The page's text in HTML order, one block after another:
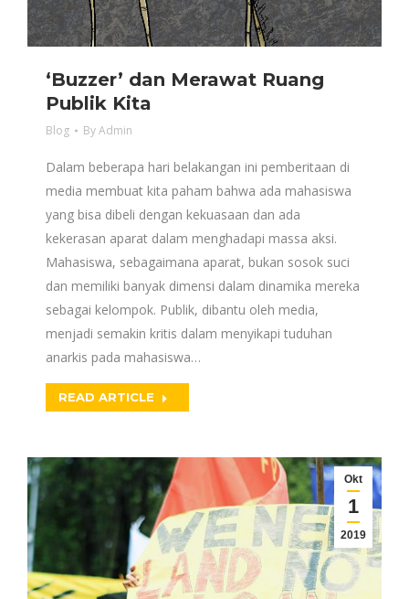
‘Buzzer’ dan Merawat Ruang
Publik Kita
Blog ByAdmin
Dalam beberapa hari belakangan ini pemberitaan di
media membuat kita paham bahwa ada mahasiswa
yang bisa dibeli dengan kekuasaan dan ada
kekerasan aparat dalam menghadapi massa aksi.
Mahasiswa, sebagaimana aparat, bukan sosok suci
dan memiliki banyak dimensi dalam dinamika mereka
sebagai kelompok. Publik, dibantu oleh media,
menjadi semakin kritis dalam menyikapi tuduhan
anarkis pada mahasiswa…
READ ARTICLE
Okt
1
2019